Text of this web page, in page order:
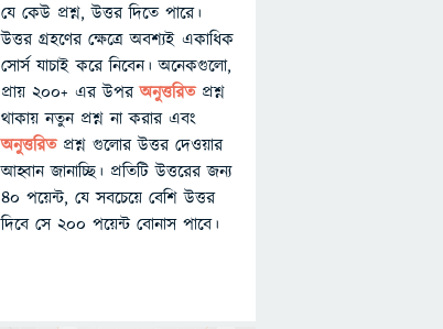
যে কেউ প্রশ্ন, উত্তর দিতে পারে।
উত্তর গ্রহণের ক্ষেত্রে অবশ্যই একাধিক
সোর্স যাচাই করে নিবেন। অনেকগুলো,
প্রায় ২০০+ এর উপরঅনুত্তরিতপ্রশ্ন
থাকায় নতুন প্রশ্ন না করার এবং
অনুত্তরিত প্রশ্ন গুলোর উত্তর দেওয়ার
আহ্বান জানাচ্ছি। প্রতিটি উত্তরের জন্য
৪০ পয়েন্ট, যে সবচেয়ে বেশি উত্তর
দিবে সে ২০০ পয়েন্ট বোনাস পাবে।